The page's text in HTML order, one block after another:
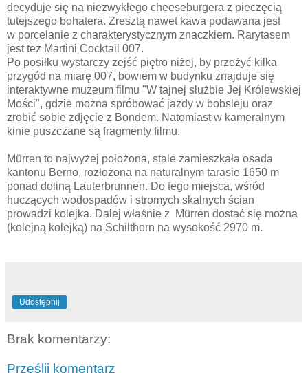
decyduje się na niezwykłego cheeseburgera z pieczęcią
tutejszego bohatera. Zresztą nawet kawa podawana jest
w porcelanie z charakterystycznym znaczkiem. Rarytasem
jest też Martini Cocktail 007.
Po posiłku wystarczy zejść piętro niżej, by przeżyć kilka
przygód na miarę 007, bowiem w budynku znajduje się
interaktywne muzeum filmu "W tajnej służbie Jej Królewskiej
Mości", gdzie można spróbować jazdy w bobsleju oraz
zrobić sobie zdjęcie z Bondem. Natomiast w kameralnym
kinie puszczane są fragmenty filmu.
Mürren to najwyżej położona, stale zamieszkała osada
kantonu Berno, rozłożona na naturalnym tarasie 1650 m
ponad doliną Lauterbrunnen. Do tego miejsca, wśród
huczących wodospadów i stromych skalnych ścian
prowadzi kolejka. Dalej właśnie z Mürren dostać się można
(kolejną kolejką) na Schilthorn na wysokość 2970 m.
Udostępnij
Brak komentarzy:
Prześlij komentarz